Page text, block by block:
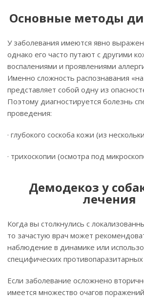
Основные методы
У заболевания имеются явно
однако его часто путают с другими
воспалениями и проявлениями
Именно сложность распознавания «на
представляет собой одну из
Поэтому диагностируется болезнь
проведения:
· глубокого соскоба кожи (из
· трихоскопии (осмотра под
Демодекоз у
лечения
Когда вы столкнулись с
то зачастую врач может
наблюдение в динамике или
специфических
Если заболевание осложнено
имеется множество очагов